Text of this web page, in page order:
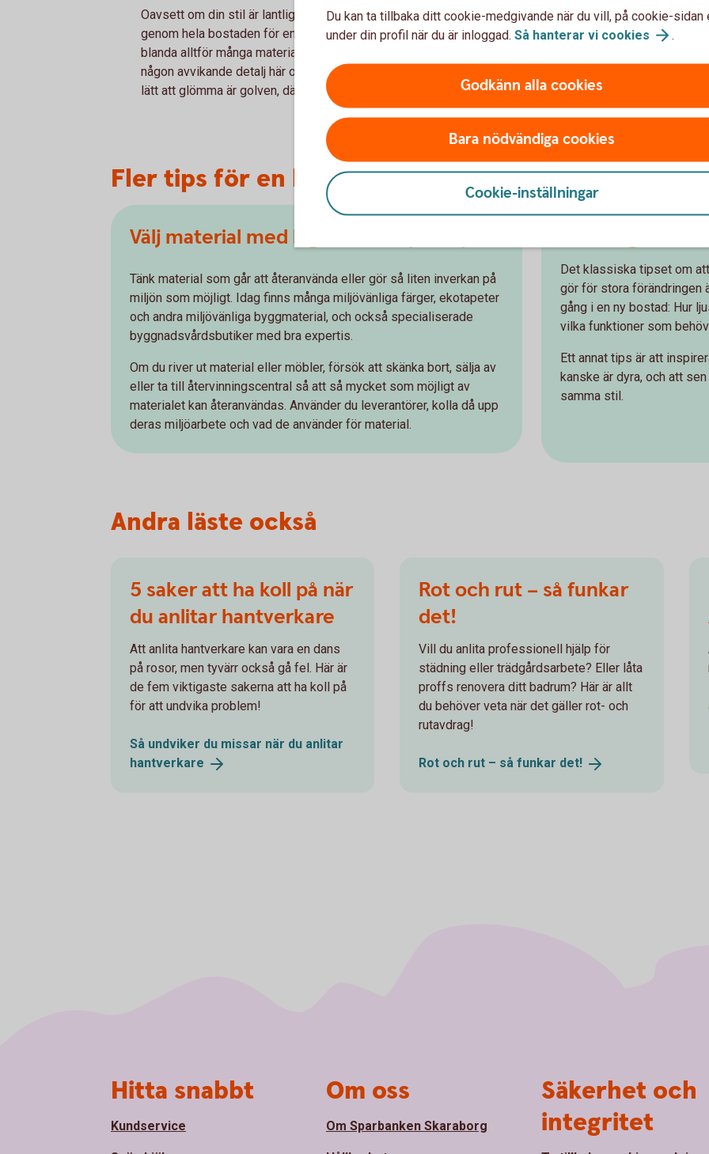
Oavsett om din stil är lantligt varm eller minimalistiskt urban, försök att hålla samma stil
genom hela bostaden för en enhetlig känsla. Det kan du göra genom att undvika att
blanda alltför många material, färger och stilar. Självklart kan det vara piggt att föra in
någon avvikande detalj här och där, men låt helhetskänslan förbli enhetlig. En sak som är
lätt att glömma är golven, där många olika material eller stilar lätt kan ge en rörig känsla.
Fler tips för en hållbar renovering
Välj material med låg inverkan på miljö
Tänk material som går att återanvända eller gör så liten inverkan på
miljön som möjligt. Idag finns många miljövänliga färger, ekotapeter
och andra miljövänliga byggmaterial, och också specialiserade
byggnadsvårdsbutiker med bra expertis.
Om du river ut material eller möbler, försök att skänka bort, sälja av
eller ta till återvinningscentral så att så mycket som möjligt av
materialet kan återanvändas. Använder du leverantörer, kolla då upp
deras miljöarbete och vad de använder för material.
Bo in dig
Det klassiska tipset om
gör för stora förändringen
gång i en ny bostad: Hur
vilka funktioner som
Ett annat tips är att
kanske är dyra, och att
samma stil.
Andra läste också
5 saker att ha koll på när
du anlitar hantverkare
Att anlita hantverkare kan vara en dans
på rosor, men tyvärr också gå fel. Här är
de fem viktigaste sakerna att ha koll på
för att undvika problem!
Så undviker du missar när du anlitar
hantverkare
Rot och rut – så funkar
det!
Vill du anlita professionell hjälp för
städning eller trädgårdsarbete? Eller låta
proffs renovera ditt badrum? Här är allt
du behöver veta när det gäller rot- och
rutavdrag!
Rot och rut – så funkar det!
Du kan ta tillbaka ditt cookie-medgivande när du vill, på cookie-sidan
under din profil när du är inloggad. Så hanterar vi cookies .
Godkänn alla cookies
Bara nödvändiga cookies
Cookie-inställningar
Hitta snabbt
Kundservice
Om oss
Om Sparbanken Skaraborg
Säkerhet och
integritet